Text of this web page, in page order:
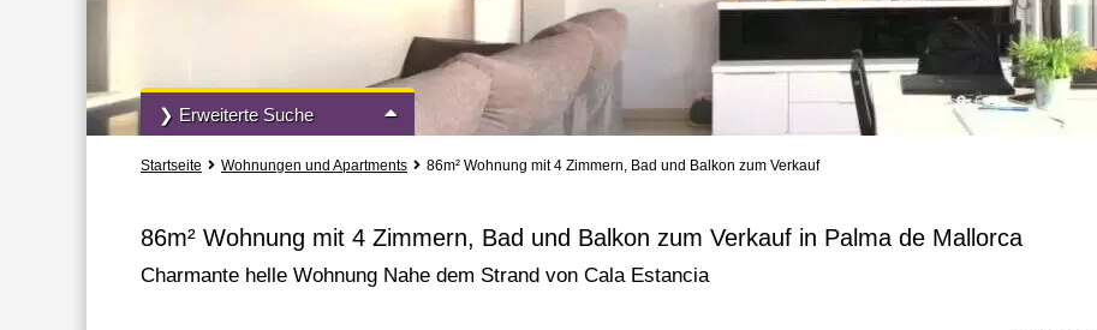
❯ Erweiterte Suche
Vermietung und Verkauf Alle Immobilienarten
» mehr Such-Optionen
Startseite Wohnungen und Apartments 86m² Wohnung mit 4 Zimmern, Bad und Balkon zum Verkauf
86m² Wohnung mit 4 Zimmern, Bad und Balkon zum Verkauf in Palma de Mallorca
Charmante helle Wohnung Nahe dem Strand von Cala Estancia